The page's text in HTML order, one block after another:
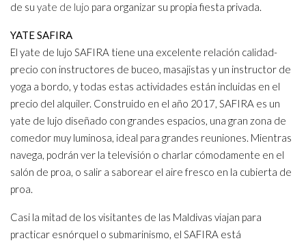
de su yate de lujo para organizar su propia fiesta privada.
YATE SAFIRA
El yate de lujo SAFIRA tiene una excelente relación calidad-
precio con instructores de buceo, masajistas y un instructor de
yoga a bordo, y todas estas actividades están incluidas en el
precio del alquiler. Construido en el año 2017, SAFIRA es un
yate de lujo diseñado con grandes espacios, una gran zona de
comedor muy luminosa, ideal para grandes reuniones. Mientras
navega, podrán ver la televisión o charlar cómodamente en el
salón de proa, o salir a saborear el aire fresco en la cubierta de
proa.
Casi la mitad de los visitantes de las Maldivas viajan para
practicar esnórquel o submarinismo, el SAFIRA está